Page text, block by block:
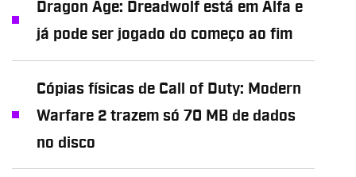
Dragon Age: Dreadwolf está em Alfa e
já pode ser jogado do começo ao fim
Cópias físicas de Call of Duty: Modern
Warfare 2 trazem só 70 MB de dados
no disco